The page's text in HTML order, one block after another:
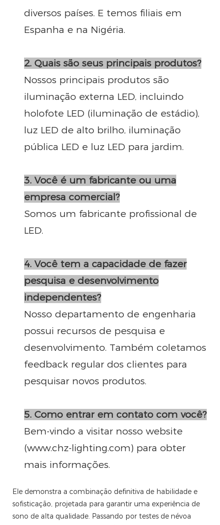
diversos países. E temos filiais em
Espanha e na Nigéria.
2. Quais são seus principais produtos?
Nossos principais produtos são
iluminação externa LED, incluindo
holofote LED (iluminação de estádio),
luz LED de alto brilho, iluminação
pública LED e luz LED para jardim.
3. Você é um fabricante ou uma
empresa comercial?
Somos um fabricante profissional de
LED.
4. Você tem a capacidade de fazer
pesquisa e desenvolvimento
independentes?
Nosso departamento de engenharia
possui recursos de pesquisa e
desenvolvimento. Também coletamos
feedback regular dos clientes para
pesquisar novos produtos.
5. Como entrar em contato com você?
Bem-vindo a visitar nosso website
(www.chz-lighting.com) para obter
mais informações.
Ele demonstra a combinação definitiva de habilidade e
sofisticação, projetada para garantir uma experiência de
sono de alta qualidade. Passando por testes de névoa